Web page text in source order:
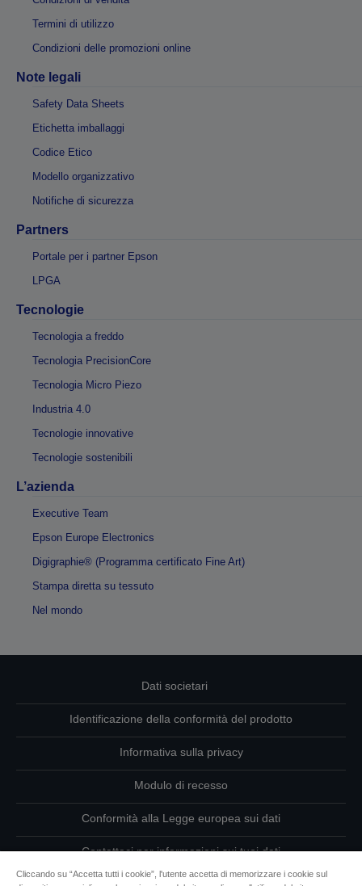
Termini di utilizzo
Condizioni delle promozioni online
Note legali
Safety Data Sheets
Etichetta imballaggi
Codice Etico
Modello organizzativo
Notifiche di sicurezza
Partners
Portale per i partner Epson
LPGA
Tecnologie
Tecnologia a freddo
Tecnologia PrecisionCore
Tecnologia Micro Piezo
Industria 4.0
Tecnologie innovative
Tecnologie sostenibili
L’azienda
Executive Team
Epson Europe Electronics
Digigraphie® (Programma certificato Fine Art)
Stampa diretta su tessuto
Nel mondo
Dati societari
Identificazione della conformità del prodotto
Informativa sulla privacy
Modulo di recesso
Conformità alla Legge europea sui dati
Contattaci per informazioni sui tuoi dati
Cliccando su “Accetta tutti i cookie”, l'utente accetta di memorizzare i cookie sul